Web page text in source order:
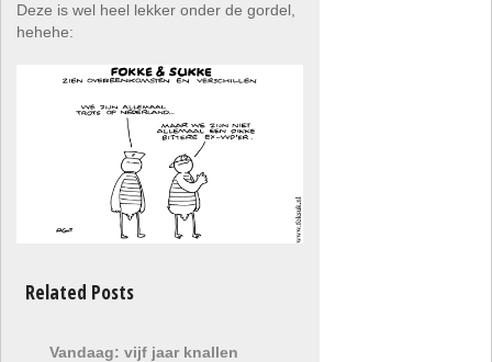
Deze is wel heel lekker onder de gordel,
hehehe:
Related Posts
Vandaag: vijf jaar knallen